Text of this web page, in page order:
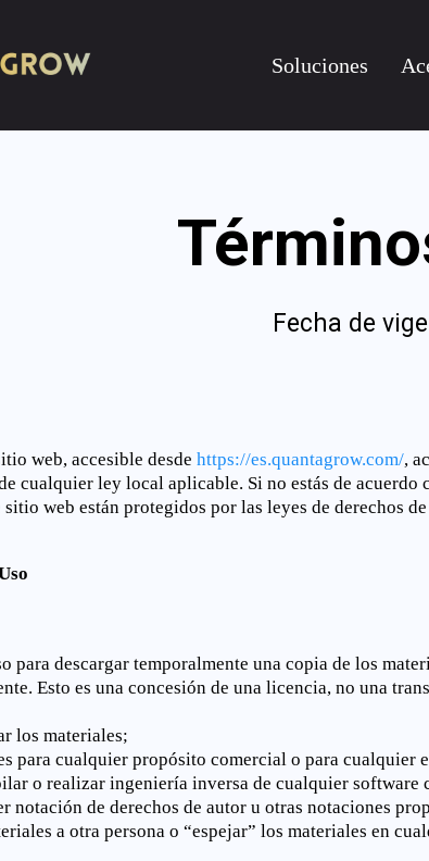
Soluciones
Fecha de
web, accesible desde https://es.quantagrow.com/,
cualquier ley local aplicable. Si no estás de
web están protegidos por las leyes de derechos
para descargar temporalmente una copia de los
Esto es una concesión de una licencia, no una
los materiales;
para cualquier propósito comercial o para cualquier
o realizar ingeniería inversa de cualquier
notación de derechos de autor u otras notaciones
a otra persona o “espejar” los materiales en